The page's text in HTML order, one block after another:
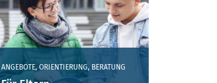
ANGEBOTE, ORIENTIERUNG, BERATUNG